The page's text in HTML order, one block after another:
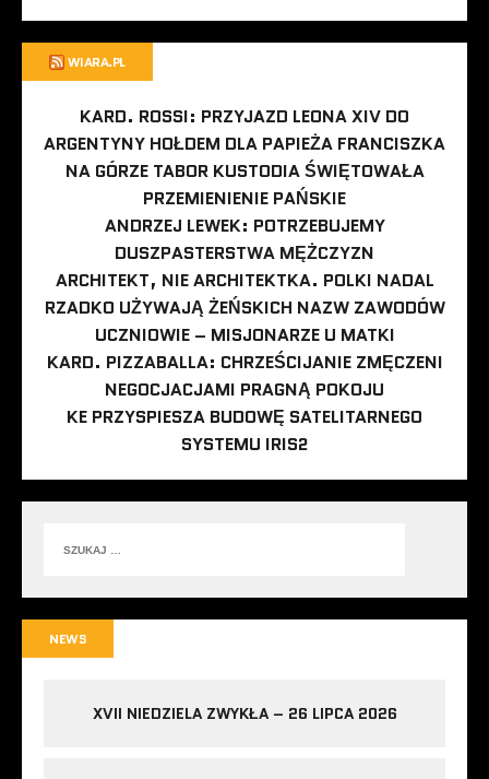
WIARA.PL
KARD. ROSSI: PRZYJAZD LEONA XIV DO
ARGENTYNY HOŁDEM DLA PAPIEŻA FRANCISZKA
NA GÓRZE TABOR KUSTODIA ŚWIĘTOWAŁA
PRZEMIENIENIE PAŃSKIE
ANDRZEJ LEWEK: POTRZEBUJEMY
DUSZPASTERSTWA MĘŻCZYZN
ARCHITEKT, NIE ARCHITEKTKA. POLKI NADAL
RZADKO UŻYWAJĄ ŻEŃSKICH NAZW ZAWODÓW
UCZNIOWIE – MISJONARZE U MATKI
KARD. PIZZABALLA: CHRZEŚCIJANIE ZMĘCZENI
NEGOCJACJAMI PRAGNĄ POKOJU
KE PRZYSPIESZA BUDOWĘ SATELITARNEGO
SYSTEMU IRIS2
NEWS
XVII NIEDZIELA ZWYKŁA – 26 LIPCA 2026